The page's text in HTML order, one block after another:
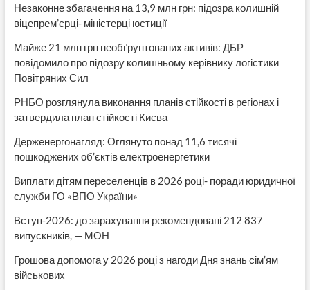
Незаконне збагачення на 13,9 млн грн: підозра колишній
віцепрем’єрці- міністерці юстиції
Майже 21 млн грн необґрунтованих активів: ДБР
повідомило про підозру колишньому керівнику логістики
Повітряних Сил
РНБО розглянула виконання планів стійкості в регіонах і
затвердила план стійкості Києва
Держенергонагляд: Оглянуто понад 11,6 тисячі
пошкоджених об’єктів електроенергетики
Виплати дітям переселенців в 2026 році- поради юридичної
служби ГО «ВПО України»
Вступ-2026: до зарахування рекомендовані 212 837
випускників, — МОН
Грошова допомога у 2026 році з нагоди Дня знань сім’ям
військових